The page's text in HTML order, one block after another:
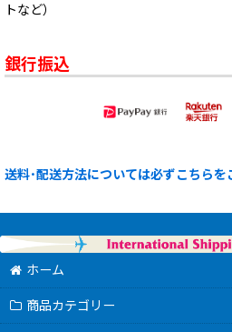
トなど）
銀行振込
送料･配送方法については必ずこちらを
ホーム
商品カテゴリー